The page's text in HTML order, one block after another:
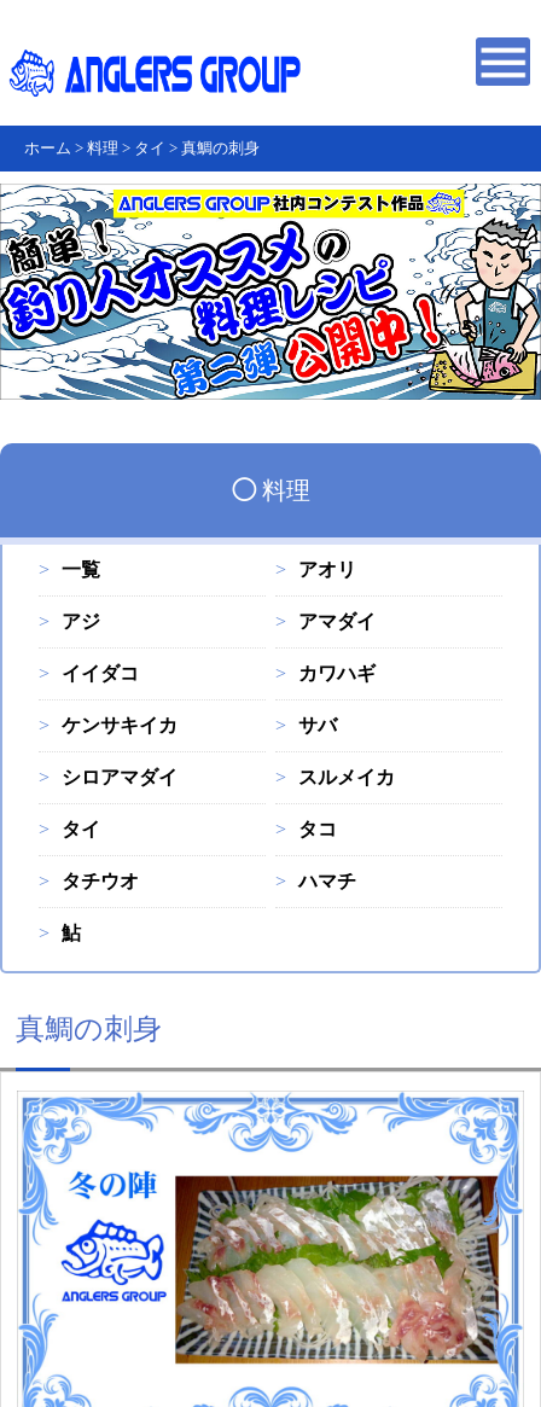
ホーム > 料理 > タイ > 真鯛の刺身
◯料理
一覧 アオリ
アジ アマダイ
イイダコ カワハギ
ケンサキイカ サバ
シロアマダイ スルメイカ
タイ タコ
タチウオ ハマチ
鮎
真鯛の刺身